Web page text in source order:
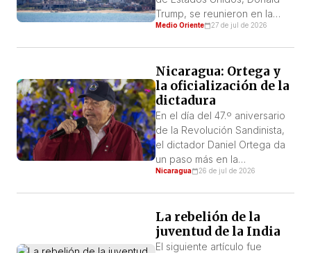
desde […]
Trump, se reunieron en la
Casa Blanca. Aoun le pidió al
fortalecer las Fuerzas
Armadas libanesas y acelerar
la retirada de las fuerzas
israelíes del país. Trump
respondió que no existe un
plazo […]
Medio Oriente 27 de jul de 2026
Nicaragua: Ortega y
la oficialización de la
dictadura
En el día del 47.º aniversario
de la Revolución Sandinista,
el dictador Daniel Ortega da
un paso más en la
consolidación de la dictadura
olviden, aquí no volverá a
haber elecciones». Este
anuncio, enviado a un
Nicaragua 26 de jul de 2026
La rebelión de la
juventud de la India
El siguiente artículo fue